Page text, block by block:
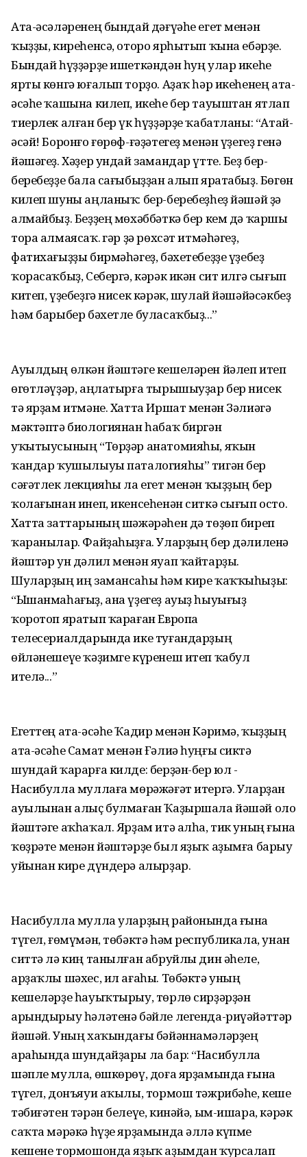
Ата-әсәләренең бындай дәғүәһе егет менән
ҡыҙҙы, киреһенсә, оторо ярһытып ҡына ебәрҙе.
Бындай һүҙҙәрҙе ишеткәндән һуң улар икеһе
ярты көнгә юғалып торҙо. Аҙаҡ һәр икеһенең ата-
әсәһе ҡашына килеп, икеһе бер тауыштан ятлап
тиерлек алған бер үк һүҙҙәрҙе ҡабатланы: “Атай-
әсәй! Боронғо ғөрөф-ғәҙәтегеҙ менән үҙегеҙ генә
йәшәгеҙ. Хәҙер ундай замандар үтте. Беҙ бер-
беребеҙҙе бала сағыбыҙҙан алып яратабыҙ. Бөгөн
килеп шуны аңланыҡ: бер-беребеҙһеҙ йәшәй ҙә
алмайбыҙ. Беҙҙең мөхәббәткә бер кем дә ҡаршы
тора алмаясаҡ. Әгәр ҙә рөхсәт итмәһәгеҙ,
фатихағыҙҙы бирмәһәгеҙ, бәхетебеҙҙе үҙебеҙ
ҡорасаҡбыҙ, Себергә, кәрәк икән сит илгә сығып
китеп, үҙебеҙгә нисек кәрәк, шулай йәшәйәсәкбеҙ
һәм барыбер бәхетле буласаҡбыҙ...”
Ауылдың өлкән йәштәге кешеләрен йәлеп итеп
өгөтләүҙәр, аңлатырға тырышыуҙар бер нисек
тә ярҙам итмәне. Хатта Иршат менән Зәлиәгә
мәктәптә биологиянан һабаҡ биргән
уҡытыусының “Төрҙәр анатомияһы, яҡын
ҡандар ҡушылыуы паталогияһы” тигән бер
сәғәтлек лекцияһы ла егет менән ҡыҙҙың бер
ҡолағынан инеп, икенсеһенән ситкә сығып осто.
Хатта заттарының шәжәрәһен дә төҙөп биреп
ҡаранылар. Файҙаһыҙға. Уларҙың бер дәлиленә
йәштәр ун дәлил менән яуап ҡайтарҙы.
Шуларҙың иң замансаһы һәм кире ҡаҡҡыһыҙы:
“Ышанмаһағыҙ, ана үҙегеҙ ауыҙ һыуығыҙ
ҡоротоп яратып ҡараған Европа
телесериалдарында ике туғандарҙың
өйләнешеүе ҡәҙимге күренеш итеп ҡабул
ителә...”
Егеттең ата-әсәһе Ҡадир менән Кәримә, ҡыҙҙың
ата-әсәһе Самат менән Ғәлиә һуңғы сиктә
шундай ҡарарға килде: берҙән-бер юл -
Насибулла муллаға мөрәжәғәт итергә. Уларҙан
ауылынан алыҫ булмаған Ҡаҙыршала йәшәй оло
йәштәге аҡһаҡал. Ярҙам итә алһа, тик уның ғына
ҡөҙрәте менән йәштәрҙе был яҙыҡ аҙымға барыу
уйынан кире дүндерә алырҙар.
Насибулла мулла уларҙың районында ғына
түгел, ғөмүмән, төбәктә һәм республикала, унан
ситтә лә киң танылған абруйлы дин әһеле,
арҙаҡлы шәхес, ил ағаһы. Төбәктә уның
кешеләрҙе һауыҡтырыу, төрлө сирҙәрҙән
арындырыу һәләтенә бәйле легенда-риүәйәттәр
йәшәй. Уның хаҡындағы бәйәннамәләрҙең
араһында шундайҙары ла бар: “Насибулла
шәпле мулла, өшкөрөү, доға ярҙамында ғына
түгел, донъяуи аҡылы, тормош тәжрибәһе, кеше
тәбиғәтен тәрән белеүе, кинәйә, ым-ишара, кәрәк
саҡта мәрәкә һүҙе ярҙамында әллә күпме
кешене тормошонда яҙыҡ аҙымдан ҡурсалап